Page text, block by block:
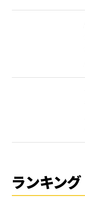
ランキング